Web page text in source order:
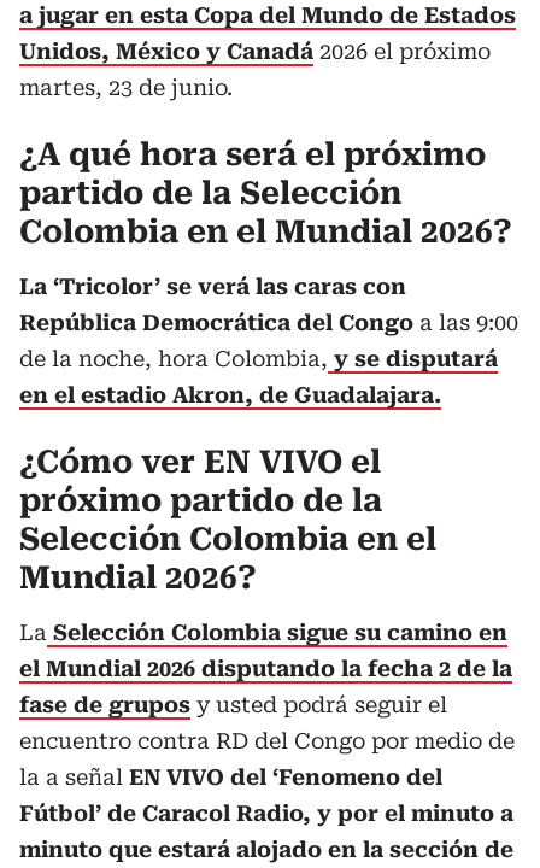
a jugar en esta Copa del Mundo de Estados
Unidos, México y Canadá 2026 el próximo
martes, 23 de junio.
¿A qué hora será el próximo
partido de la Selección
Colombia en el Mundial 2026?
La ‘Tricolor’ se verá las caras con
República Democrática del Congo a las 9:00
de la noche, hora Colombia, y se disputará
en el estadio Akron, de Guadalajara.
¿Cómo ver EN VIVO el
próximo partido de la
Selección Colombia en el
Mundial 2026?
La Selección Colombia sigue su camino en
el Mundial 2026 disputando la fecha 2 de la
fase de grupos y usted podrá seguir el
encuentro contra RD del Congo por medio de
la a señal EN VIVO del ‘Fenomeno del
Fútbol’ de Caracol Radio, y por el minuto a
minuto que estará alojado en la sección de